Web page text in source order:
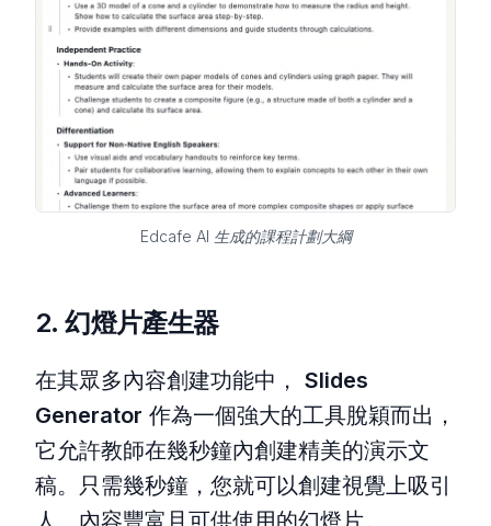
Edcafe AI 生成的課程計劃大綱
2.幻燈片產生器
在其眾多內容創建功能中， Slides
Generator 作為一個強大的工具脫穎而出，
它允許教師在幾秒鐘內創建精美的演示文
稿。只需幾秒鐘，您就可以創建視覺上吸引